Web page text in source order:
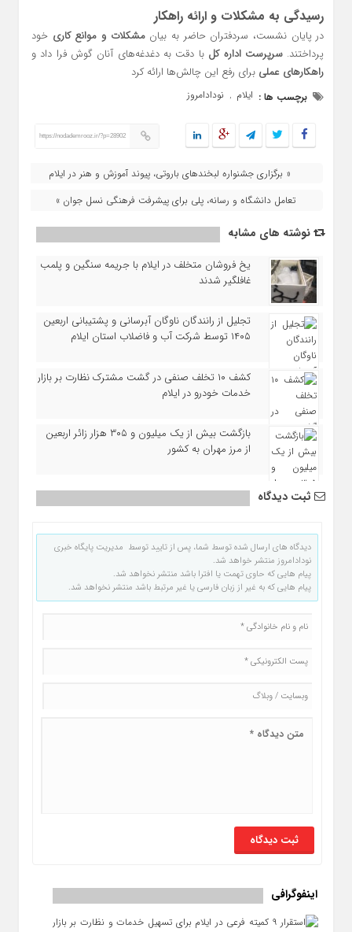
رسیدگی به مشکلات و ارائه راهکار
در پایان نشست، سردفتران حاضر به بیانمشکلات و موانع کاری خود
پرداختند.سرپرست اداره کل با دقت به دغدغه‌های آنان گوش فرا داد و
راهکارهای عملی برای رفع این چالش‌ها ارائه کرد
برچسب ها : ایلام , نودادامروز
https://nodademrooz.ir/?p=28902
« برگزاری جشنواره لبخندهای باروتی، پیوند آموزش و هنر در ایلام
تعامل دانشگاه و رسانه، پلی برای پیشرفت فرهنگی نسل جوان »
نوشته های مشابه
یخ‌ فروشان متخلف در ایلام با جریمه سنگین و پلمب
غافلگیر شدند
تجلیل از رانندگان ناوگان آبرسانی و پشتیبانی اربعین
۱۴۰۵ توسط شرکت آب و فاضلاب استان ایلام
کشف ۱۰ تخلف صنفی در گشت مشترک نظارت بر بازار
خدمات خودرو در ایلام
بازگشت بیش از یک میلیون و ۳۰۵ هزار زائر اربعین
از مرز مهران به کشور
ثبت دیدگاه
دیدگاه های ارسال شده توسط شما، پس از تایید توسط مدیریت پایگاه خبری
نودادامروز منتشر خواهد شد.
پیام هایی که حاوی تهمت یا افترا باشد منتشر نخواهد شد.
پیام هایی که به غیر از زبان فارسی یا غیر مرتبط باشد منتشر نخواهد شد.
اینفوگرافی